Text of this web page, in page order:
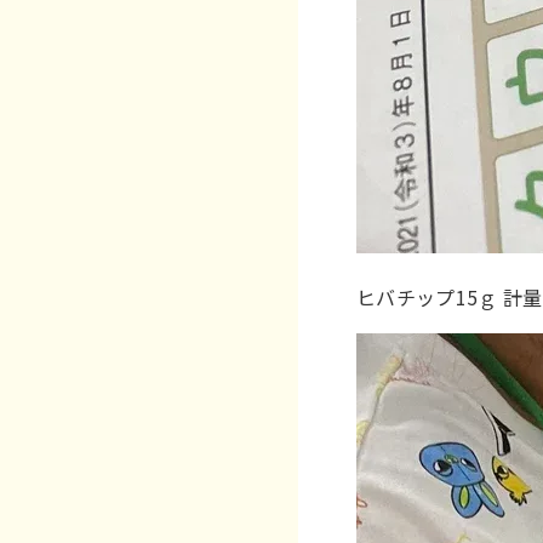
ヒバチップ15ｇ 計